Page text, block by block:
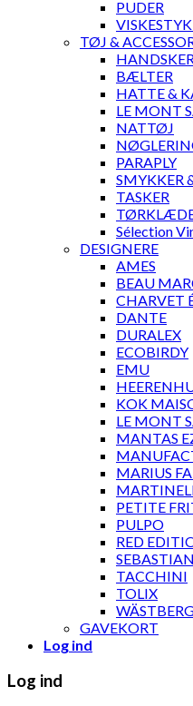
PUDER
TØJ &
BÆLTER
HATTE &
LE MONT
NATTØJ
PARAPLY
SMYKKER
TASKER
Sélection
DESIGNERE
AMES
BEAU
CHARVET
DANTE
DURALEX
ECOBIRDY
EMU
KOK
LE MONT
MANTAS
MARIUS
PETITE
PULPO
RED
TACCHINI
TOLIX
GAVEKORT
Log ind
Log ind